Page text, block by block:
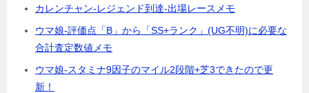
カレンチャン-レジェンド到達-出場レースメモ
ウマ娘-評価点「B」から「SS+ランク」(UG不明)に必要な
合計査定数値メモ
ウマ娘-スタミナ9因子のマイル2段階+芝3できたので更
新！